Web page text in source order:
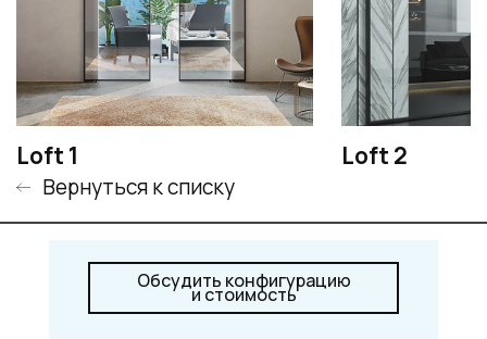
Loft 1 Loft 2
Вернуться к списку
Обсудить конфигурацию
и стоимость